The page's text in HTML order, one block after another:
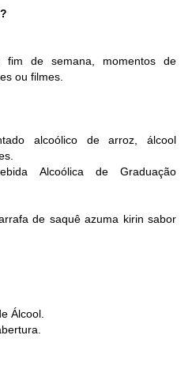
fim de semana, momentos de
ou filmes.
alcoólico de arroz, álcool
Alcoólica de Graduação
de saquê azuma kirin sabor
Álcool.